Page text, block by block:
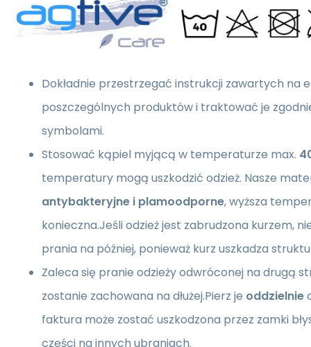
Dokładnie przestrzegać instrukcji zawartych na
poszczególnych produktów i traktować je
symbolami.
Stosować kąpiel myjącą w temperaturze max.
temperatury mogą uszkodzić odzież. Nasze
antybakteryjne i plamoodporne, wyższa
konieczna.Jeśli odzież jest zabrudzona kurzem,
prania na później, ponieważ kurz uszkadza
Zaleca się pranie odzieży odwróconej na drugą
zostanie zachowana na dłużej.Pierz je oddzielnie
faktura może zostać uszkodzona przez zamki
części na innych ubraniach.